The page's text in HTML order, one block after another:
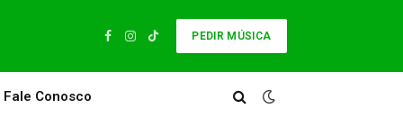
Facebook
Instagram
TikTok
PEDIR MÚSICA
Fale Conosco